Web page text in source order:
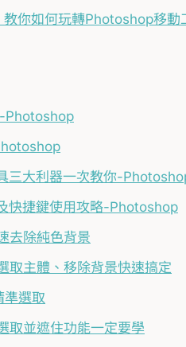
教你如何玩轉Photoshop移動
Photoshop
三大利器一次教你-
快捷鍵使用攻略-Photoshop
去除純色背景
取主體、移除背景快速搞定
準選取
取並遮住功能一定要學